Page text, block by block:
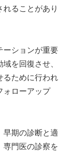
ることがあり
ーションが重要
を回復させ、
るために行われ
ォローアップ
早期の診断と適
専門医の診察を